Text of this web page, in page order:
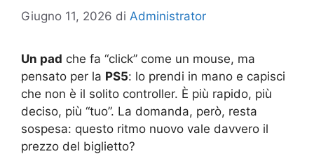
Giugno 11, 2026 di Administrator
Un pad che fa “click” come un mouse, ma
pensato per la PS5: lo prendi in mano e capisci
che non è il solito controller. È più rapido, più
deciso, più “tuo”. La domanda, però, resta
sospesa: questo ritmo nuovo vale davvero il
prezzo del biglietto?